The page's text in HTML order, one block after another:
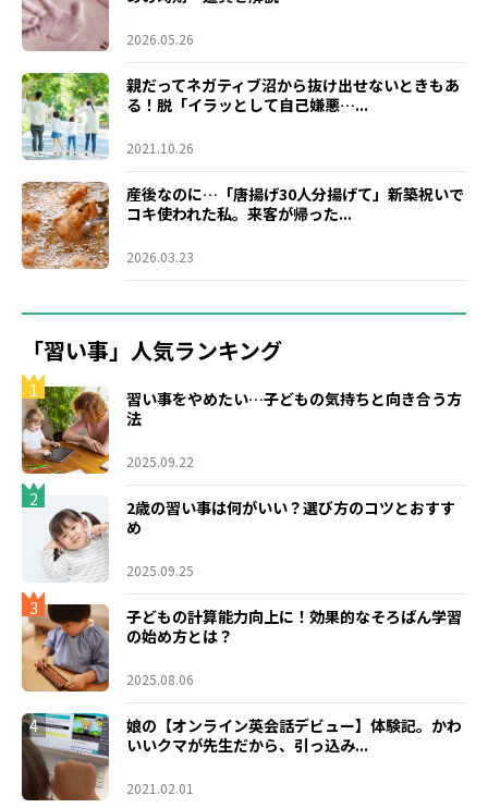
2026.05.26
親だってネガティブ沼から抜け出せないときもあ
る！脱「イラッとして自己嫌悪…...
2021.10.26
産後なのに…「唐揚げ30人分揚げて」新築祝いで
コキ使われた私。来客が帰った...
2026.03.23
「習い事」人気ランキング
1
習い事をやめたい…子どもの気持ちと向き合う方
法
2025.09.22
2
2歳の習い事は何がいい？選び方のコツとおすす
め
2025.09.25
3
子どもの計算能力向上に！効果的なそろばん学習
の始め方とは？
2025.08.06
4
娘の【オンライン英会話デビュー】体験記。かわ
いいクマが先生だから、引っ込み...
2021.02.01